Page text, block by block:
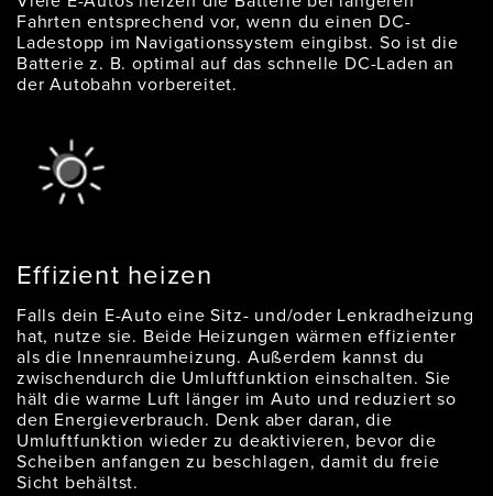
Fahrten entsprechend vor, wenn du einen DC-
Ladestopp im Navigationssystem eingibst. So ist die
Batterie z. B. optimal auf das schnelle DC-Laden an
der Autobahn vorbereitet.
Effizient heizen
Falls dein E-Auto eine Sitz- und/oder Lenkradheizung
hat, nutze sie. Beide Heizungen wärmen effizienter
als die Innenraumheizung. Außerdem kannst du
zwischendurch die Umluftfunktion einschalten. Sie
hält die warme Luft länger im Auto und reduziert so
den Energieverbrauch. Denk aber daran, die
Umluftfunktion wieder zu deaktivieren, bevor die
Scheiben anfangen zu beschlagen, damit du freie
Sicht behältst.